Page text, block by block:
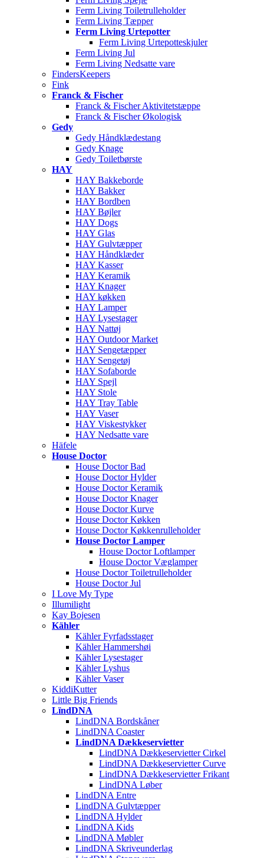
Ferm Living Toiletrulleholder
Ferm Living Tæpper
Ferm Living Urtepotter
Ferm Living Urtepotteskjuler
Ferm Living Jul
Ferm Living Nedsatte vare
FindersKeepers
Fink
Franck & Fischer
Franck & Fischer Aktivitetstæppe
Franck & Fischer Økologisk
Gedy
Gedy Håndklædestang
Gedy Knage
Gedy Toiletbørste
HAY
HAY Bakkeborde
HAY Bakker
HAY Bordben
HAY Bøjler
HAY Dogs
HAY Glas
HAY Gulvtæpper
HAY Håndklæder
HAY Kasser
HAY Keramik
HAY Knager
HAY køkken
HAY Lamper
HAY Lysestager
HAY Nattøj
HAY Outdoor Market
HAY Sengetæpper
HAY Sengetøj
HAY Sofaborde
HAY Spejl
HAY Stole
HAY Tray Table
HAY Vaser
HAY Viskestykker
HAY Nedsatte vare
Häfele
House Doctor
House Doctor Bad
House Doctor Hylder
House Doctor Keramik
House Doctor Knager
House Doctor Kurve
House Doctor Køkken
House Doctor Køkkenrulleholder
House Doctor Lamper
House Doctor Loftlamper
House Doctor Væglamper
House Doctor Toiletrulleholder
House Doctor Jul
I Love My Type
Illumilight
Kay Bojesen
Kähler
Kähler Fyrfadsstager
Kähler Hammershøi
Kähler Lysestager
Kähler Lyshus
Kähler Vaser
KiddiKutter
Little Big Friends
LïndDNA
LindDNA Bordskåner
LindDNA Coaster
LindDNA Dækkeservietter
LindDNA Dækkeservietter Cirkel
LindDNA Dækkeservietter Curve
LindDNA Dækkeservietter Frikant
LindDNA Løber
LindDNA Entre
LindDNA Gulvtæpper
LindDNA Hylder
LindDNA Kids
LindDNA Møbler
LindDNA Skriveunderlag